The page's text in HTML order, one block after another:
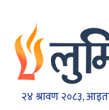
२४ श्रावण २०८३,